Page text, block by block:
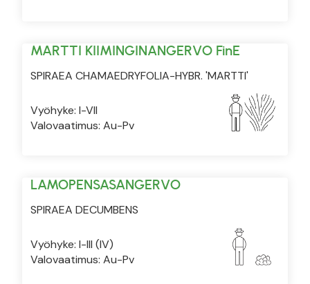
MARTTI KIIMINGINANGERVO FinE
SPIRAEA CHAMAEDRYFOLIA-HYBR. 'MARTTI'
Vyöhyke: I-VII
Valovaatimus: Au-Pv
LAMOPENSASANGERVO
SPIRAEA DECUMBENS
Vyöhyke: I-III (IV)
Valovaatimus: Au-Pv